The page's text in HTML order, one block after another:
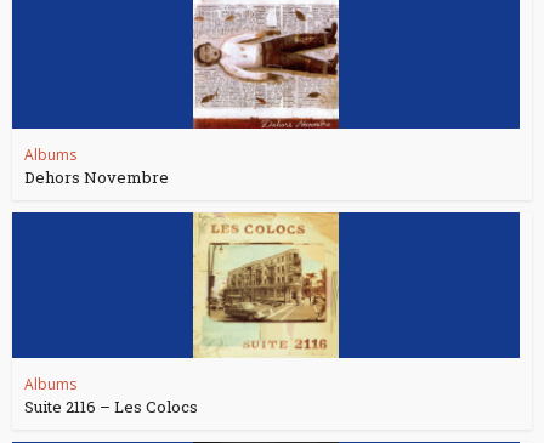
Albums
Dehors Novembre
Albums
Suite 2116 – Les Colocs